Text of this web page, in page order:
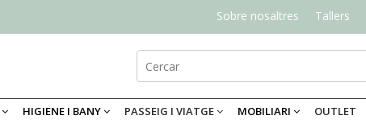
Sobre nosaltres Tallers
HIGIENE I BANY PASSEIG I VIATGE MOBILIARI OUTLET